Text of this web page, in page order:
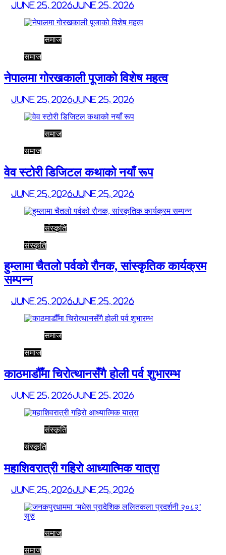
June 25, 2026June 25, 2026
समाज
समाज
नेपालमा गोरखकाली पूजाको विशेष महत्व
June 25, 2026June 25, 2026
समाज
समाज
वेव स्टोरी डिजिटल कथाको नयाँ रूप
June 25, 2026June 25, 2026
संस्कृति
संस्कृति
हुम्लामा चैतलो पर्वको रौनक, सांस्कृतिक कार्यक्रम
सम्पन्न
June 25, 2026June 25, 2026
समाज
समाज
काठमाडौँमा चिरोत्थानसँगै होली पर्व शुभारम्भ
June 25, 2026June 25, 2026
संस्कृति
संस्कृति
महाशिवरात्री गहिरो आध्यात्मिक यात्रा
June 25, 2026June 25, 2026
समाज
समाज